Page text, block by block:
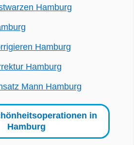
Hamburg
Hamburg
Hamburg
Mann Hamburg
in
Hamburg